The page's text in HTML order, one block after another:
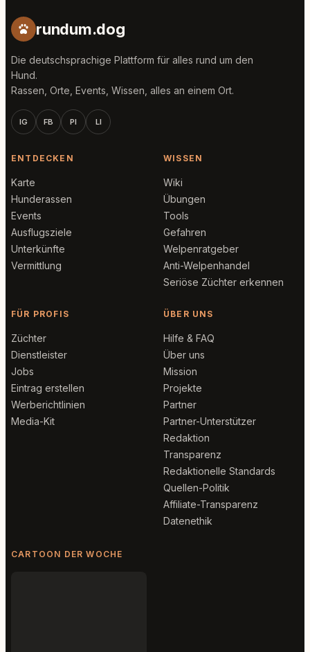
rundum.dog
Die deutschsprachige Plattform für alles rund um den
Hund.
Rassen, Orte, Events, Wissen, alles an einem Ort.
IG FB PI LI
ENTDECKEN
Karte
Hunderassen
Events
Ausflugsziele
Unterkünfte
Vermittlung
WISSEN
Wiki
Übungen
Tools
Gefahren
Welpenratgeber
Anti-Welpenhandel
Seriöse Züchter erkennen
FÜR PROFIS
Züchter
Dienstleister
Jobs
Eintrag erstellen
Werberichtlinien
Media-Kit
ÜBER UNS
Hilfe & FAQ
Über uns
Mission
Projekte
Partner
Partner-Unterstützer
Redaktion
Transparenz
Redaktionelle Standards
Quellen-Politik
Affiliate-Transparenz
Datenethik
CARTOON DER WOCHE